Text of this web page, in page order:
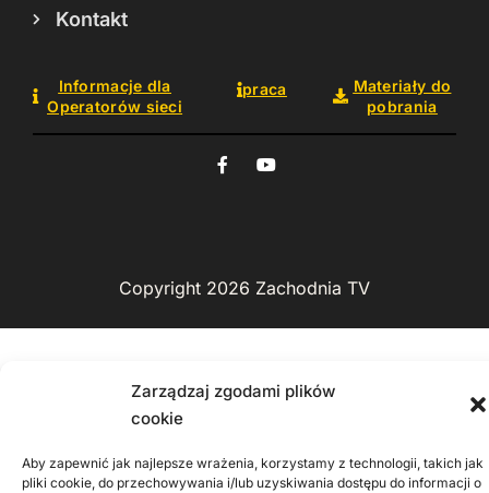
Zarządzaj zgodami plików
cookie
Aby zapewnić jak najlepsze wrażenia, korzystamy z technologii, takich jak
pliki cookie, do przechowywania i/lub uzyskiwania dostępu do informacji o
Kontakt
Informacje dla
Operatorów sieci
praca
Materiały do
pobrania
Copyright 2026 Zachodnia TV